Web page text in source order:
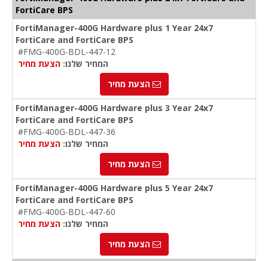
FortiCare BPS
FortiManager-400G Hardware plus 1 Year 24x7
FortiCare and FortiCare BPS
#FMG-400G-BDL-447-12
המחיר שלנו: הצעת מחיר
הצעת מחיר
FortiManager-400G Hardware plus 3 Year 24x7
FortiCare and FortiCare BPS
#FMG-400G-BDL-447-36
המחיר שלנו: הצעת מחיר
הצעת מחיר
FortiManager-400G Hardware plus 5 Year 24x7
FortiCare and FortiCare BPS
#FMG-400G-BDL-447-60
המחיר שלנו: הצעת מחיר
הצעת מחיר